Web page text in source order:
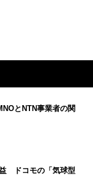
とNTN事業者の関
ドコモの「気球型